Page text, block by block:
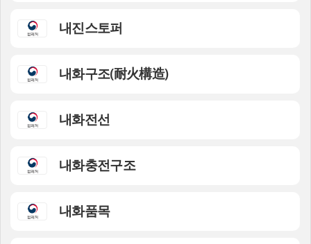
내진스토퍼
내화구조(耐火構造)
내화전선
내화충전구조
내화품목